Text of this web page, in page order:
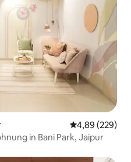
4,89 (229)
in Bani Park, Jaipur